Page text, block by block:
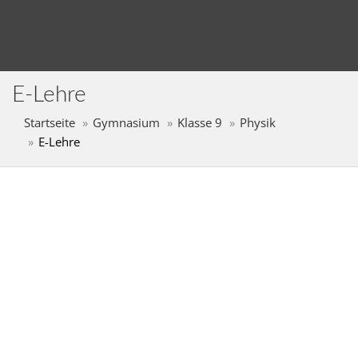
E-Lehre
Startseite Gymnasium Klasse 9
Physik
E-Lehre